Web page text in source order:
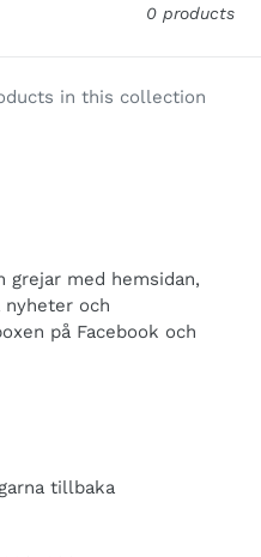
0 products
in this collection
grejar med hemsidan,
och
på Facebook och
tillbaka